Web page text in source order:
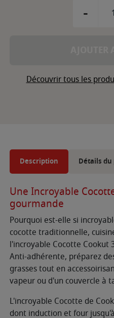
-
Découvrir tous les
Description Détails
Une Incroyable
gourmande
Pourquoi est-elle si
cocotte traditionnelle,
l'incroyable Cocotte Cookut
Anti-adhérente, préparez
grasses tout en
vapeur ou d'un couvercle à
L'incroyable Cocotte de
dont induction et four